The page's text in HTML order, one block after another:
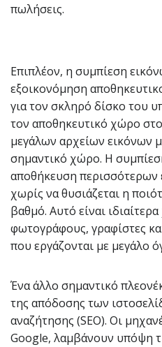
πωλήσεις.
Επιπλέον, η συμπίεση
εξοικονόμηση
για τον σκληρό δίσκο του
τον αποθηκευτικό χώρο
μεγάλων αρχείων εικόνων
σημαντικό χώρο. Η
αποθήκευση περισσότερων
χωρίς να θυσιάζεται η
βαθμό. Αυτό είναι
φωτογράφους, γραφίστες
που εργάζονται με μεγάλο
Ένα άλλο σημαντικό
της απόδοσης των
αναζήτησης (SEO). Οι
Google, λαμβάνουν υπόψη